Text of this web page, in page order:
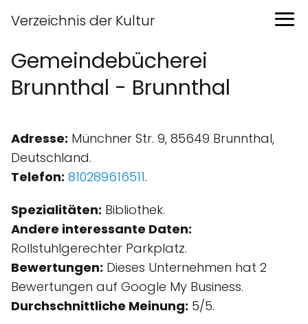
Verzeichnis der Kultur
Gemeindebücherei
Brunnthal - Brunnthal
Adresse: Münchner Str. 9, 85649 Brunnthal,
Deutschland.
Telefon: 810289616511.
Spezialitäten: Bibliothek.
Andere interessante Daten:
Rollstuhlgerechter Parkplatz.
Bewertungen: Dieses Unternehmen hat 2
Bewertungen auf Google My Business.
Durchschnittliche Meinung: 5/5.